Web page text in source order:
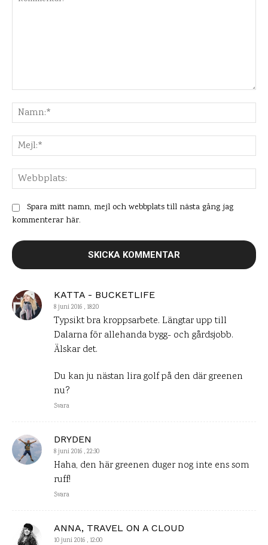
KATTA - BUCKETLIFE
8 juni 2016 , 18:20
Typsikt bra kroppsarbete. Längtar upp till
Dalarna för allehanda bygg- och gårdsjobb.
Älskar det.
Du kan ju nästan lira golf på den där greenen
nu?
Svara
DRYDEN
8 juni 2016 , 22:30
Haha, den här greenen duger nog inte ens som
ruff!
Svara
ANNA, TRAVEL ON A CLOUD
10 juni 2016 , 12:00
Spara mitt namn, mejl och webbplats till nästa gång jag
kommenterar här.